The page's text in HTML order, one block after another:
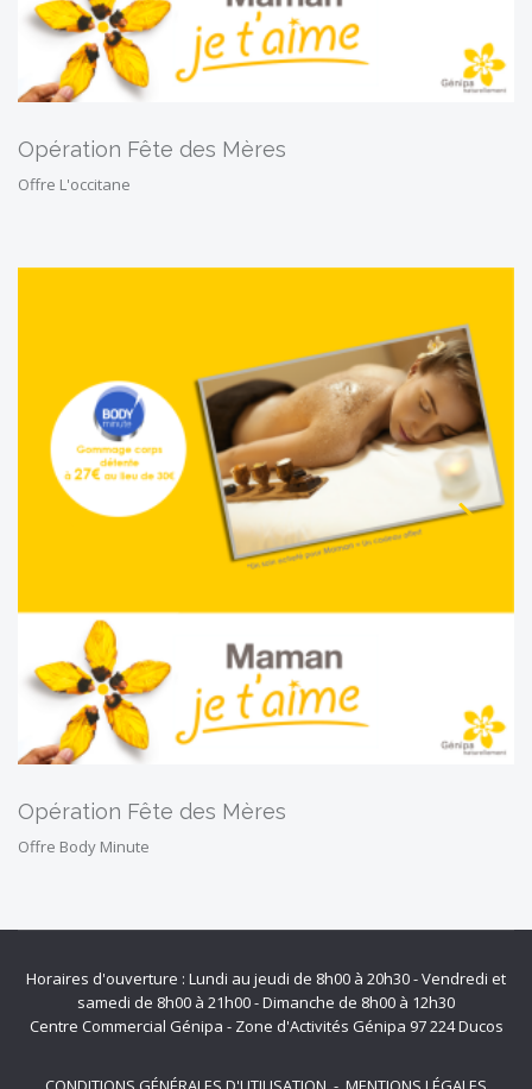
Opération Fête des Mères
Offre L'occitane
Opération Fête des Mères
Offre Body Minute
Horaires d'ouverture : Lundi au jeudi de 8h00 à 20h30 - Vendredi et
samedi de 8h00 à 21h00 - Dimanche de 8h00 à 12h30
Centre Commercial Génipa - Zone d'Activités Génipa 97 224 Ducos